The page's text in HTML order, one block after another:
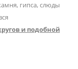
гипса, слюды
и подобной